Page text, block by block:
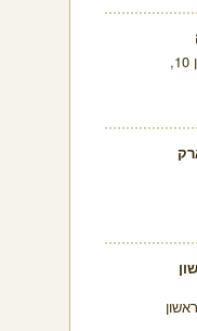
פרופסור דן שכטמן 10,
54, ראשון